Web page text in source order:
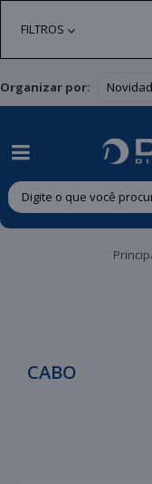
FILTROS
Organizar por:
CABO